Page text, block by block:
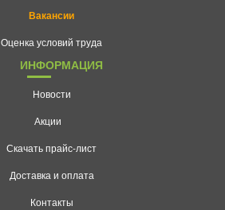
Вакансии
Оценка условий труда
ИНФОРМАЦИЯ
Новости
Акции
Скачать прайс-лист
Доставка и оплата
Контакты